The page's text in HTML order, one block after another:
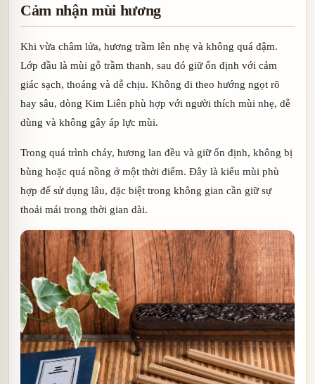
Cảm nhận mùi hương
Khi vừa châm lửa, hương trầm lên nhẹ và không quá đậm.
Lớp đầu là mùi gỗ trầm thanh, sau đó giữ ổn định với cảm
giác sạch, thoáng và dễ chịu. Không đi theo hướng ngọt rõ
hay sâu, dòng Kim Liên phù hợp với người thích mùi nhẹ, dễ
dùng và không gây áp lực mùi.
Trong quá trình cháy, hương lan đều và giữ ổn định, không bị
bùng hoặc quá nồng ở một thời điểm. Đây là kiểu mùi phù
hợp để sử dụng lâu, đặc biệt trong không gian cần giữ sự
thoải mái trong thời gian dài.